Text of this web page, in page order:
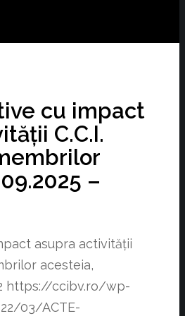
cu impact
C.C.I.
–
asupra activității
acesteia,
https://ccibv.ro/wp-
03/ACTE-